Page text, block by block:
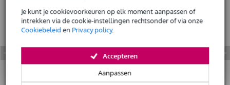
Je kunt je cookievoorkeuren op elk moment aanpassen of
intrekken via de cookie-instellingen rechtsonder of via onze
Cookiebeleiden Privacy policy.
Aanpassen
Accepteren